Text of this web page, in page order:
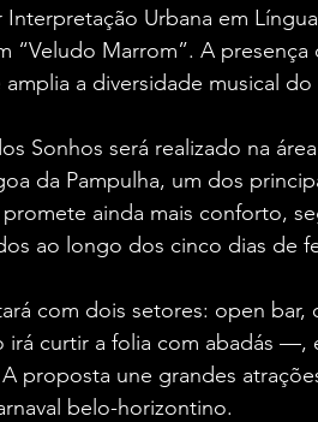
Urbana em
“Veludo Marrom”. A
a diversidade musical do
Sonhos será realizado na
da Pampulha, um dos
ainda mais conforto,
ao longo dos cinco dias de
com dois setores: open
curtir a folia com abadás —,
proposta une grandes
belo-horizontino.